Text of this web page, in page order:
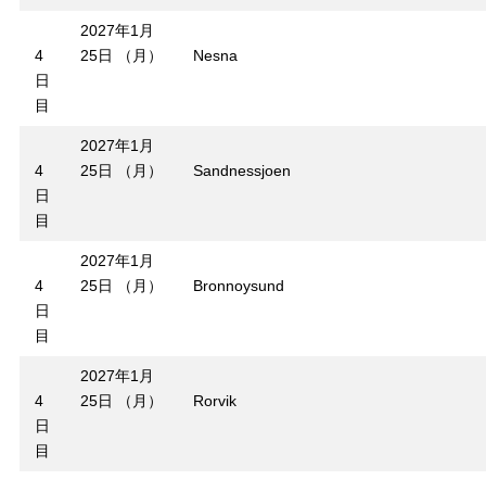
4
日
目
2027年1月
25日 （月）
Nesna
4
日
目
2027年1月
25日 （月）
Sandnessjoen
4
日
目
2027年1月
25日 （月）
Bronnoysund
4
日
目
2027年1月
25日 （月）
Rorvik